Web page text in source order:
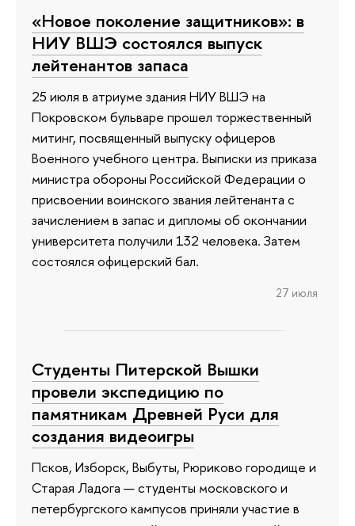
«Новое поколение защитников»: в
НИУ ВШЭ состоялся выпуск
лейтенантов запаса
25 июля в атриуме здания НИУ ВШЭ на
Покровском бульваре прошел торжественный
митинг, посвященный выпуску офицеров
Военного учебного центра. Выписки из приказа
министра обороны Российской Федерации о
присвоении воинского звания лейтенанта с
зачислением в запас и дипломы об окончании
университета получили 132 человека. Затем
состоялся офицерский бал.
27 июля
Студенты Питерской Вышки
провели экспедицию по
памятникам Древней Руси для
создания видеоигры
Псков, Изборск, Выбуты, Рюриково городище и
Старая Ладога — студенты московского и
петербургского кампусов приняли участие в